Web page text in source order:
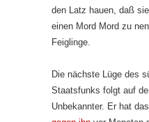
den Latz hauen, daß
einen Mord Mord zu
Feiglinge.
Die nächste Lüge des
Staatsfunks folgt auf
Unbekannter. Er hat das